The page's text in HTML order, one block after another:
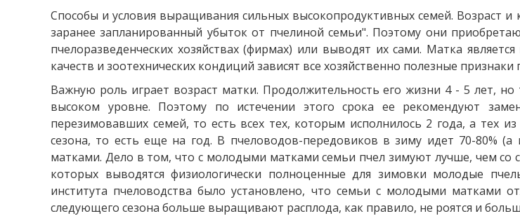
Способы и условия выращивания сильных высокопродуктивных семей. Возраст
заранее запланированный убыток от пчелиной семьи". Поэтому они
пчелоразведенческих хозяйствах (фирмах) или выводят их сами. Матка
качеств и зоотехнических кондиций зависят все хозяйственно полезные признаки
Важную роль играет возраст матки. Продолжительность его жизни 4 - 5 лет,
высоком уровне. Поэтому по истечении этого срока ее рекомендуют
перезимовавших семей, то есть всех тех, которым исполнилось 2 года, а тех
сезона, то есть еще на год. В пчеловодов-передовиков в зиму идет 70-80%
матками. Дело в том, что с молодыми матками семьи пчел зимуют лучше, чем
которых выводятся физиологически полноценные для зимовки молодые
института пчеловодства было установлено, что семьи с молодыми матками
следующего сезона больше выращивают расплода, как правило, не роятся и